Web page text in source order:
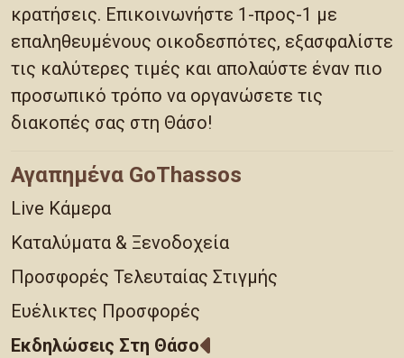
κρατήσεις. Επικοινωνήστε 1-προς-1 με
επαληθευμένους οικοδεσπότες, εξασφαλίστε
τις καλύτερες τιμές και απολαύστε έναν πιο
προσωπικό τρόπο να οργανώσετε τις
διακοπές σας στη Θάσο!
Αγαπημένα GoThassos
Live Κάμερα
Καταλύματα & Ξενοδοχεία
Προσφορές Τελευταίας Στιγμής
Ευέλικτες Προσφορές
Εκδηλώσεις Στη Θάσο